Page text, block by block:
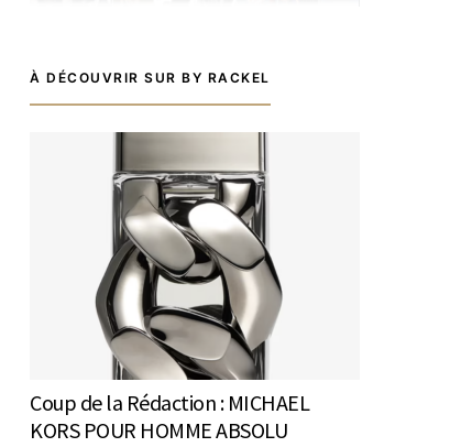
À DÉCOUVRIR SUR BY RACKEL
Coup de la Rédaction : MICHAEL
KORS POUR HOMME ABSOLU